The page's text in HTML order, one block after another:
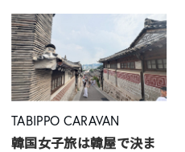
TABIPPO CARAVAN
韓国女子旅は韓屋で決ま